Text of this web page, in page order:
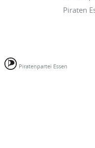
Piraten
Piratenpartei Essen